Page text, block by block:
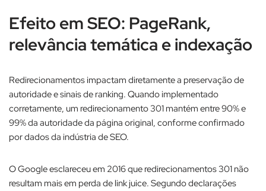
Efeito em SEO: PageRank,
relevância temática e indexação
Redirecionamentos impactam diretamente a preservação de
autoridade e sinais de ranking. Quando implementado
corretamente, um redirecionamento 301 mantém entre 90% e
99% da autoridade da página original, conforme confirmado
por dados da indústria de SEO.​
O Google esclareceu em 2016 que redirecionamentos 301 não
resultam mais em perda de link juice. Segundo declarações